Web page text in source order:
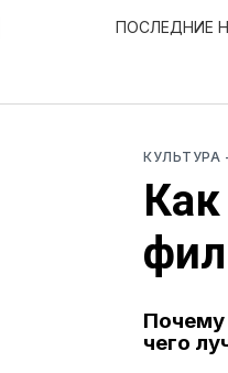
ПОСЛЕДНИЕ
КУЛЬТУРА
Почему
чего